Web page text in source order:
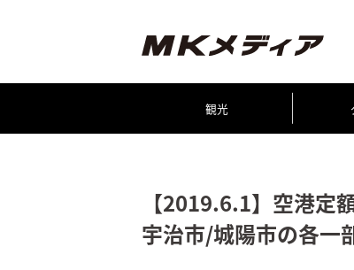
観光
【2019.6.1】空港定
宇治市/城陽市の各一